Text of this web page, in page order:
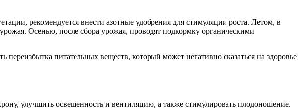
рекомендуется внести азотные удобрения для стимуляции роста. Летом, в
Осенью, после сбора урожая, проводят подкормку органическими
питательных веществ, который может негативно сказаться на здоровье
улучшить освещенность и вентиляцию, а также стимулировать плодоношение.